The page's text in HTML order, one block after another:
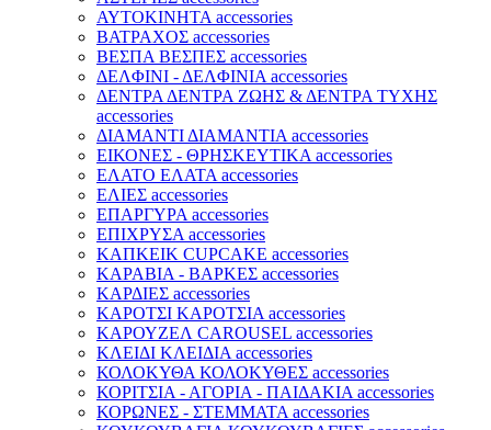
ΑΥΤΟΚΙΝΗΤΑ accessories
ΒΑΤΡΑΧΟΣ accessories
ΒΕΣΠΑ ΒΕΣΠΕΣ accessories
ΔΕΛΦΙΝΙ - ΔΕΛΦΙΝΙΑ accessories
ΔΕΝΤΡΑ ΔΕΝΤΡΑ ΖΩΗΣ & ΔΕΝΤΡΑ ΤΥΧΗΣ
accessories
ΔΙΑΜΑΝΤΙ ΔΙΑΜΑΝΤΙΑ accessories
ΕΙΚΟΝΕΣ - ΘΡΗΣΚΕΥΤΙΚΑ accessories
ΕΛΑΤΟ ΕΛΑΤΑ accessories
ΕΛΙΕΣ accessories
ΕΠΑΡΓΥΡΑ accessories
ΕΠΙΧΡΥΣΑ accessories
ΚΑΠΚΕΙΚ CUPCAKE accessories
ΚΑΡΑΒΙΑ - ΒΑΡΚΕΣ accessories
ΚΑΡΔΙΕΣ accessories
ΚΑΡΟΤΣΙ ΚΑΡΟΤΣΙΑ accessories
ΚΑΡΟΥΖΕΛ CAROUSEL accessories
ΚΛΕΙΔΙ ΚΛΕΙΔΙΑ accessories
ΚΟΛΟΚΥΘΑ ΚΟΛΟΚΥΘΕΣ accessories
ΚΟΡΙΤΣΙΑ - ΑΓΟΡΙΑ - ΠΑΙΔΑΚΙΑ accessories
ΚΟΡΩΝΕΣ - ΣΤΕΜΜΑΤΑ accessories